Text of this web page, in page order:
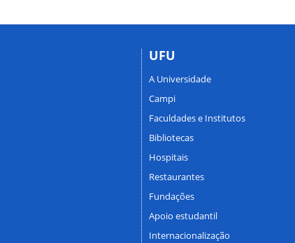
UFU
A Universidade
Campi
Faculdades e Institutos
Bibliotecas
Hospitais
Restaurantes
Fundações
Apoio estudantil
Internacionalização